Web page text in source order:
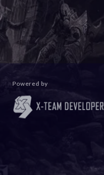
Powered by